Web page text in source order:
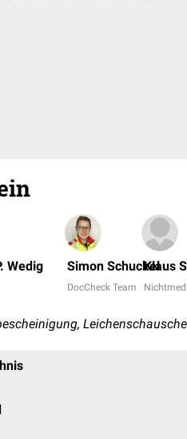
Wedig Simon Schuckel
DocCheck Team
Klaus